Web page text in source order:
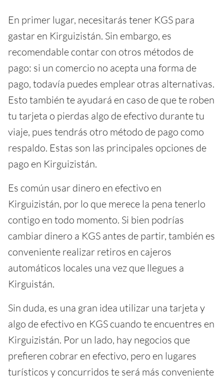
En primer lugar, necesitarás tener KGS para
gastar en Kirguizistán. Sin embargo, es
recomendable contar con otros métodos de
pago: si un comercio no acepta una forma de
pago, todavía puedes emplear otras alternativas.
Esto también te ayudará en caso de que te roben
tu tarjeta o pierdas algo de efectivo durante tu
viaje, pues tendrás otro método de pago como
respaldo. Estas son las principales opciones de
pago en Kirguizistán.
Es común usar dinero en efectivo en
Kirguizistán, por lo que merece la pena tenerlo
contigo en todo momento. Si bien podrías
cambiar dinero a KGS antes de partir, también es
conveniente realizar retiros en cajeros
automáticos locales una vez que llegues a
Kirguistán.
Sin duda, es una gran idea utilizar una tarjeta y
algo de efectivo en KGS cuando te encuentres en
Kirguizistán. Por un lado, hay negocios que
prefieren cobrar en efectivo, pero en lugares
turísticos y concurridos te será más conveniente